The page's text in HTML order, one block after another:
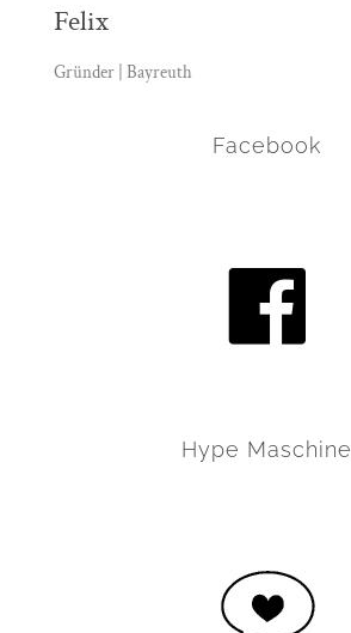
Felix
Gründer | Bayreuth
Facebook
Hype Maschine